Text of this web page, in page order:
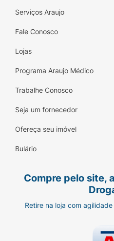
Serviços Araujo
Fale Conosco
Lojas
Programa Araujo Médico
Trabalhe Conosco
Seja um fornecedor
Ofereça seu imóvel
Bulário
Compre pelo site,
Retire na loja com